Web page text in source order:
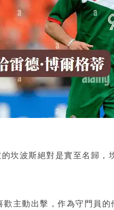
坎波斯絕對是實至名歸
主動出擊，作為守門員